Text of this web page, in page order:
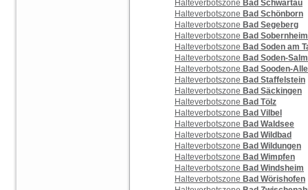
Halteverbotszone Bad Schwartau
Halteverbotszone Bad Schönborn
Halteverbotszone Bad Segeberg
Halteverbotszone Bad Sobernheim
Halteverbotszone Bad Soden am
Halteverbotszone Bad Soden-
Halteverbotszone Bad Sooden-
Halteverbotszone Bad Staffelstein
Halteverbotszone Bad Säckingen
Halteverbotszone Bad Tölz
Halteverbotszone Bad Vilbel
Halteverbotszone Bad Waldsee
Halteverbotszone Bad Wildbad
Halteverbotszone Bad Wildungen
Halteverbotszone Bad Wimpfen
Halteverbotszone Bad Windsheim
Halteverbotszone Bad Wörishofen